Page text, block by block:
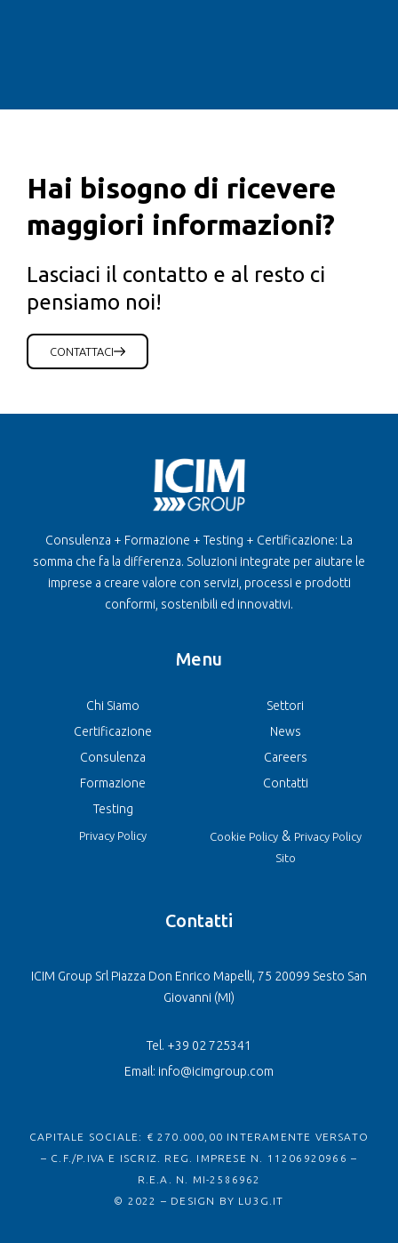
Hai bisogno di ricevere
maggiori informazioni?
Lasciaci il contatto e al resto ci
pensiamo noi!
CONTATTACI
Consulenza + Formazione + Testing + Certificazione: La
somma che fa la differenza. Soluzioni integrate per aiutare le
imprese a creare valore con servizi, processi e prodotti
conformi, sostenibili ed innovativi.
Menu
Chi Siamo
Certificazione
Consulenza
Formazione
Testing
Privacy Policy
Settori
News
Careers
Contatti
Cookie Policy& Privacy Policy
Sito
Contatti
ICIM Group Srl Piazza Don Enrico Mapelli, 75 20099 Sesto San
Giovanni (MI)
Tel. +39 02 725341
Email: info@icimgroup.com
CAPITALE SOCIALE: € 270.000,00 INTERAMENTE VERSATO
– C.F./P.IVA E ISCRIZ. REG. IMPRESE N. 11206920966 –
R.E.A. N. MI-2586962
© 2022 – DESIGN BY LU3G.IT